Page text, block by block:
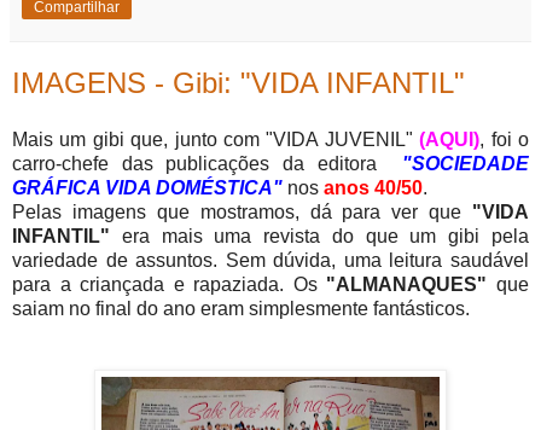
Compartilhar
IMAGENS - Gibi: "VIDA INFANTIL"
Mais um gibi que, junto com "VIDA JUVENIL"(AQUI), foi o
carro-chefe das publicações da editora
"SOCIEDADE
GRÁFICA VIDA DOMÉSTICA" nos anos 40/50.
Pelas imagens que mostramos, dá para ver que "VIDA
INFANTIL" era mais uma revista do que um gibi pela
variedade de assuntos. Sem dúvida, uma leitura saudável
para a criançada e rapaziada. Os "ALMANAQUES"que
saiam no final do ano eram simplesmente fantásticos.